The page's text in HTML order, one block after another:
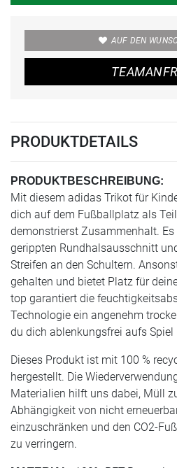
AUF DEN
PRODUKTDETAILS
PRODUKTBESCHREIBUNG:
Mit diesem adidas Trikot für
dich auf dem Fußballplatz als
demonstrierst Zusammenhalt.
gerippten Rundhalsausschnitt
Streifen an den Schultern.
gehalten und bietet Platz für
top garantiert die
Technologie ein angenehm
du dich ablenkungsfrei aufs
Dieses Produkt ist mit 100 %
hergestellt. Die
Materialien hilft uns dabei, Müll
Abhängigkeit von nicht
einzuschränken und den CO2-
zu verringern.